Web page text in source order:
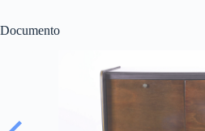
Documento